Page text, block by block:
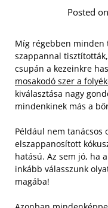
Posted
Míg régebben minden
szappannal
csupán a kezeinkre
mosakodó szer a
kiválasztása nagy
mindenkinek más a
Például nem tanácsos
elszappanosított
hatású. Az sem jó, ha
inkább válasszunk
magába!